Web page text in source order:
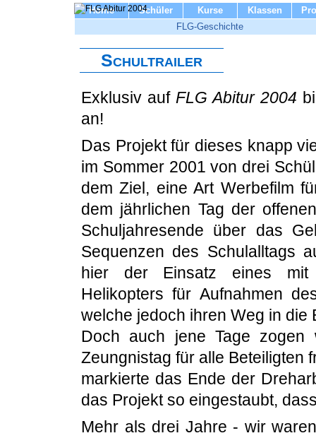
Home Schüler Kurse Klassen
FLG-Geschichte
Schultrailer
Exklusiv auf FLG Abitur 2004
an!
Das Projekt für dieses knapp
im Sommer 2001 von drei
dem Ziel, eine Art Werbefilm
dem jährlichen Tag der
Schuljahresende über das
Sequenzen des Schulalltags
hier der Einsatz eines mit
Helikopters für Aufnahmen
welche jedoch ihren Weg in die
Doch auch jene Tage
Zeungnistag für alle Beteiligten
markierte das Ende der
das Projekt so eingestaubt,
Mehr als drei Jahre - wir